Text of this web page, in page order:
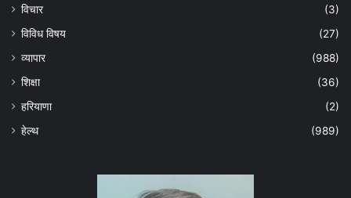
विचार
(3)
विविध विषय
(27)
व्यापार
(988)
शिक्षा
(36)
हरियाणा
(2)
हेल्‍थ
(989)